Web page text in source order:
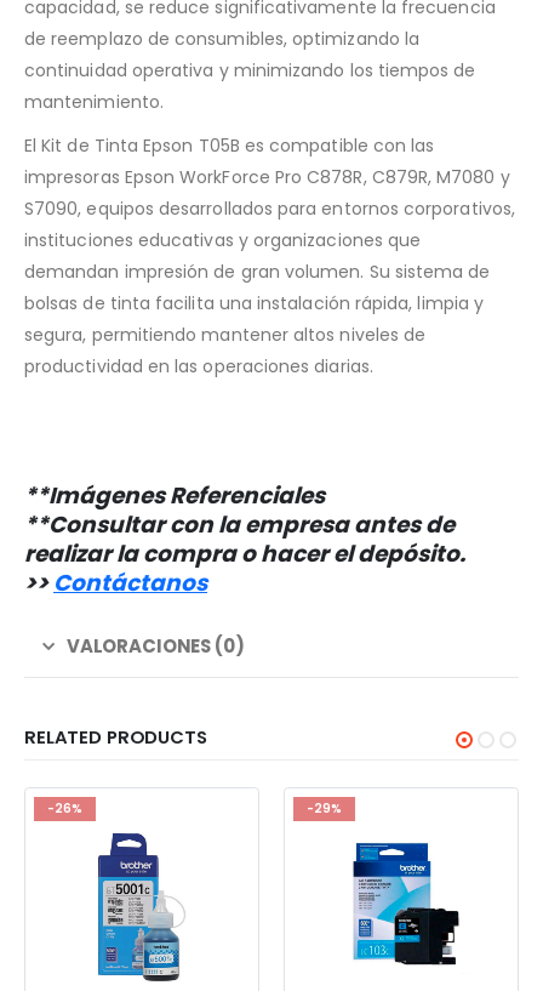
capacidad, se reduce significativamente la frecuencia
de reemplazo de consumibles, optimizando la
continuidad operativa y minimizando los tiempos de
mantenimiento.
El Kit de Tinta Epson T05B es compatible con las
impresoras Epson WorkForce Pro C878R, C879R, M7080 y
S7090, equipos desarrollados para entornos corporativos,
instituciones educativas y organizaciones que
demandan impresión de gran volumen. Su sistema de
bolsas de tinta facilita una instalación rápida, limpia y
segura, permitiendo mantener altos niveles de
productividad en las operaciones diarias.
**Imágenes Referenciales
**Consultar con la empresa antes de
realizar la compra o hacer el depósito.
>> Contáctanos
VALORACIONES (0)
RELATED PRODUCTS
-26% -29%